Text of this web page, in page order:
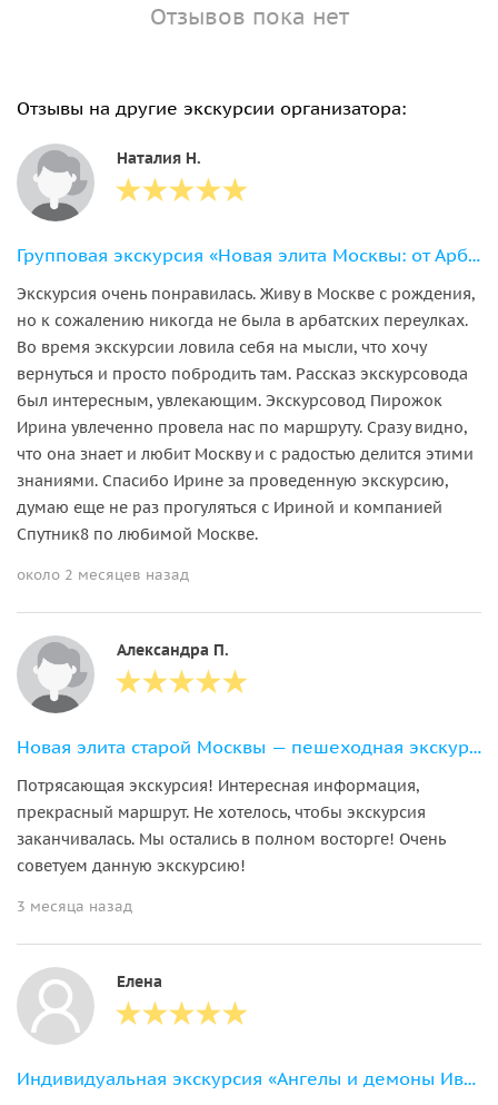
Отзывов пока нет
Отзывы на другие экскурсии организатора:
Наталия Н.
Групповая экскурсия «Новая элита Москвы: от Арбата до Пречистенки»
Экскурсия очень понравилась. Живу в Москве с рождения,
но к сожалению никогда не была в арбатских переулках.
Во время экскурсии ловила себя на мысли, что хочу
вернуться и просто побродить там. Рассказ экскурсовода
был интересным, увлекающим. Экскурсовод Пирожок
Ирина увлеченно провела нас по маршруту. Сразу видно,
что она знает и любит Москву и с радостью делится этими
знаниями. Спасибо Ирине за проведенную экскурсию,
думаю еще не раз прогуляться с Ириной и компанией
Спутник8 по любимой Москве.
около 2 месяцев назад
Александра П.
Новая элита старой Москвы — пешеходная экскурсия от Арбата до Пречистенки
Потрясающая экскурсия! Интересная информация,
прекрасный маршрут. Не хотелось, чтобы экскурсия
заканчивалась. Мы остались в полном восторге! Очень
советуем данную экскурсию!
3 месяца назад
Елена
Индивидуальная экскурсия «Ангелы и демоны Ивановской горки: тайны Хитровки»